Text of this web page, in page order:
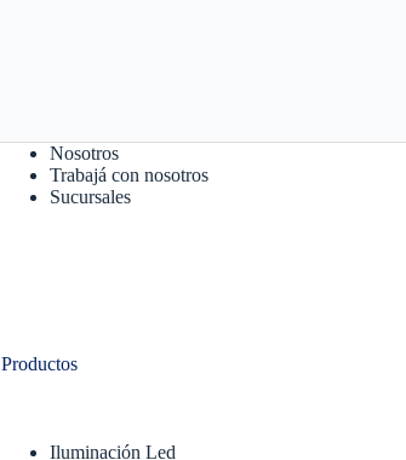
Nosotros
Trabajá con nosotros
Sucursales
Productos
Iluminación Led